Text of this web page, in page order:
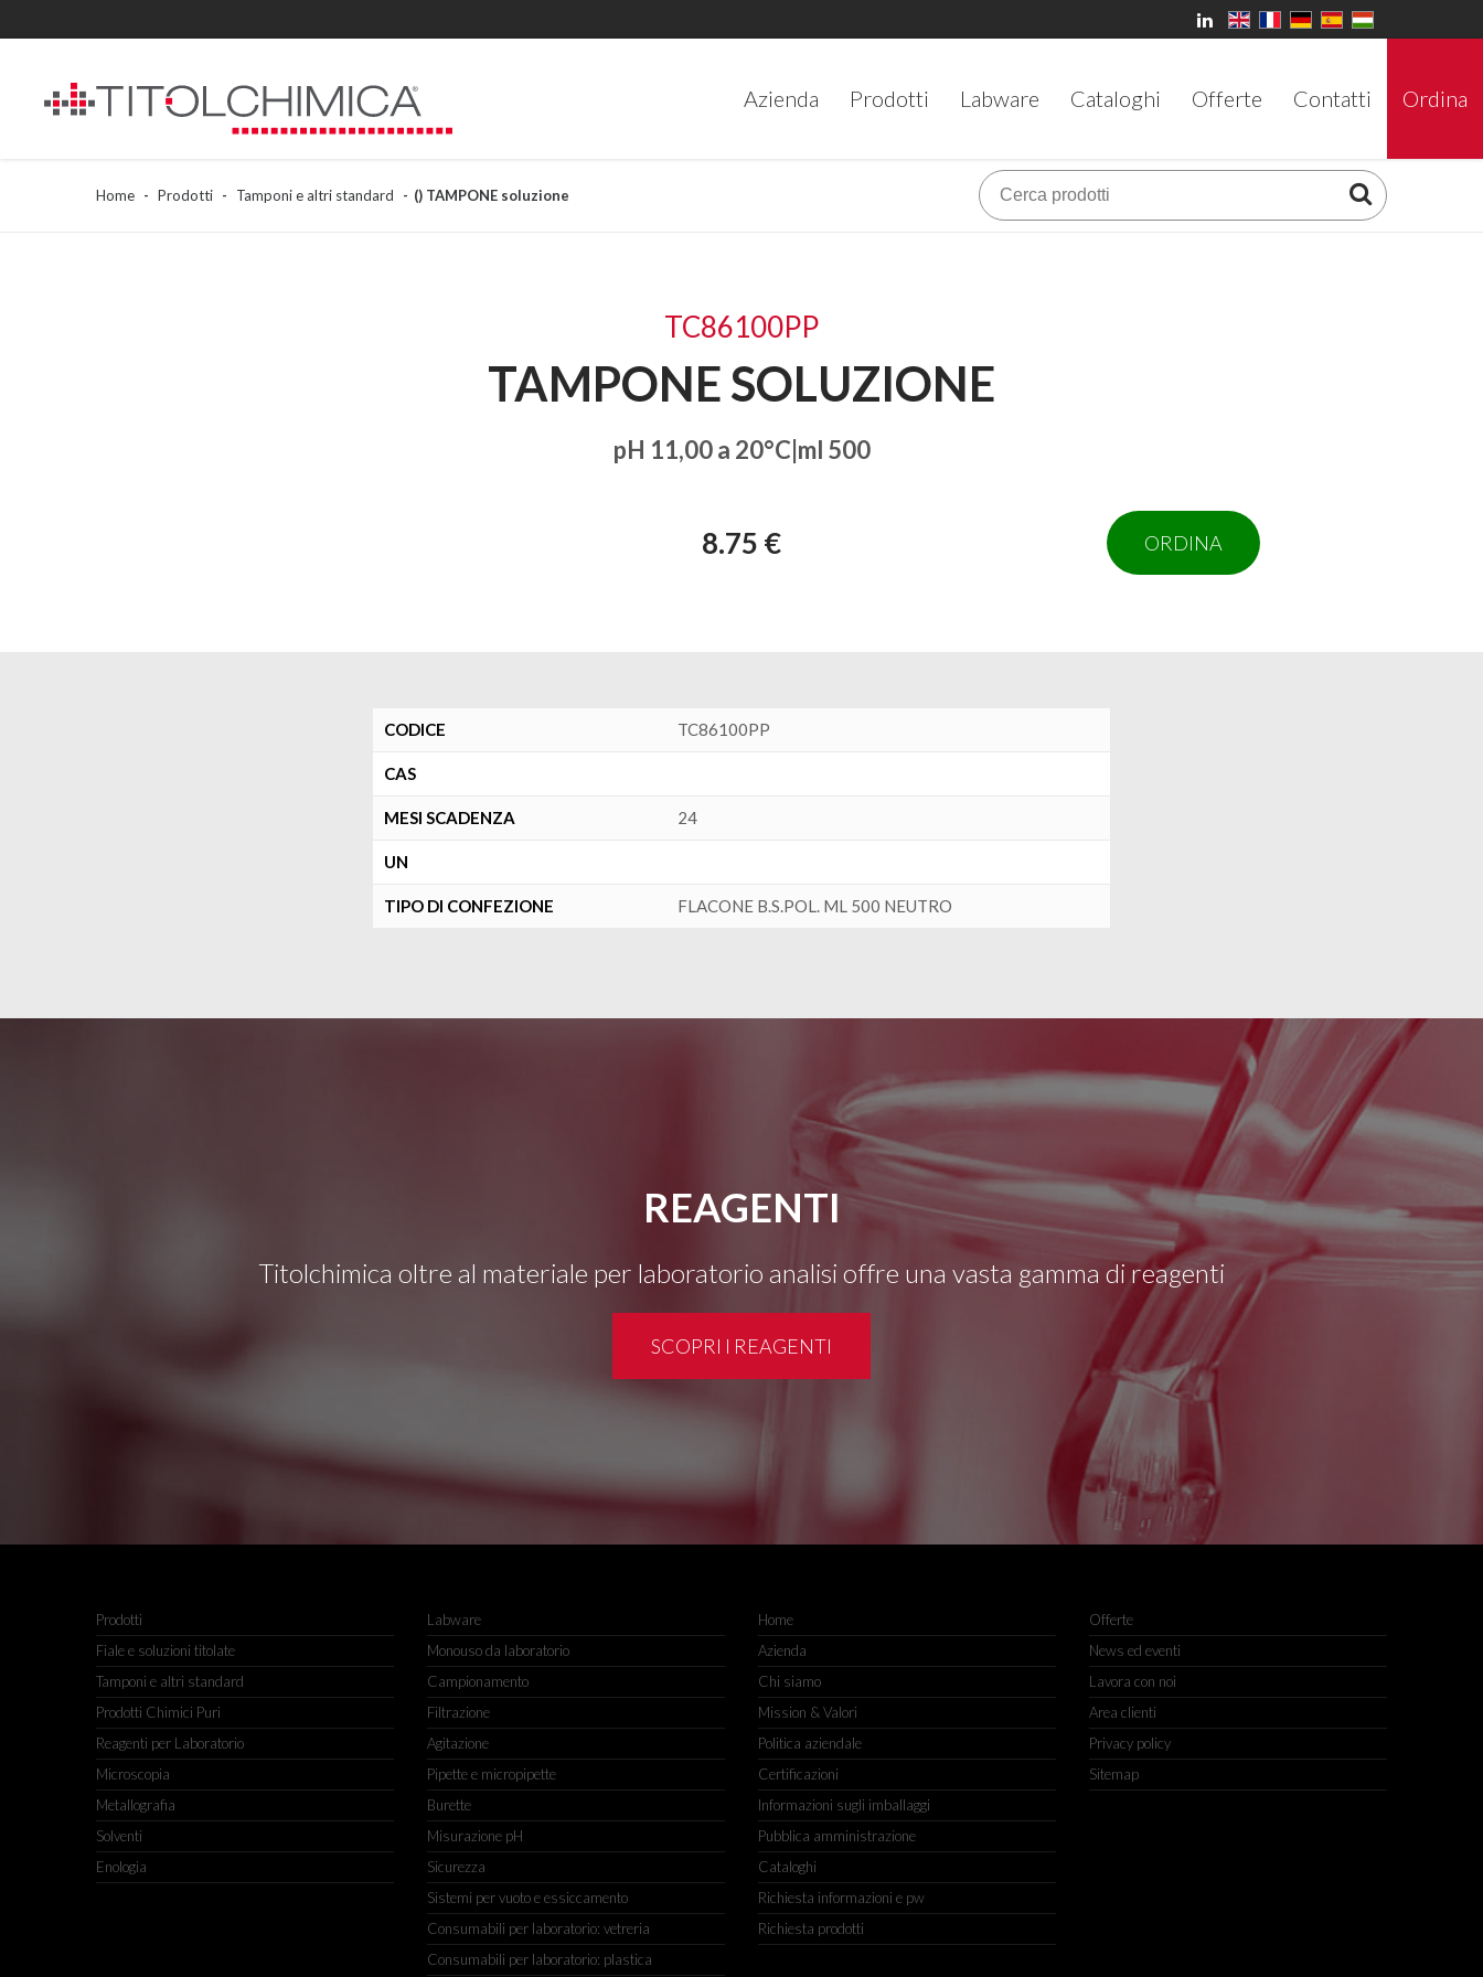
Azienda Prodotti Labware Cataloghi Offerte Contatti Ordina
Home Prodotti Tamponi e altri standard () TAMPONE soluzione
TC86100PP
TAMPONE SOLUZIONE
pH 11,00 a 20°C|ml 500
8.75 € ORDINA
CODICE TC86100PP
CAS
MESI SCADENZA 24
UN
TIPO DI CONFEZIONE FLACONE B.S.POL. ML 500 NEUTRO
REAGENTI
Titolchimica oltre al materiale per laboratorio analisi offre una vasta gamma di reagenti
SCOPRI I REAGENTI
Prodotti
Fiale e soluzioni titolate
Tamponi e altri standard
Prodotti Chimici Puri
Reagenti per Laboratorio
Microscopia
Metallografia
Solventi
Enologia
Labware
Monouso da laboratorio
Campionamento
Filtrazione
Agitazione
Pipette e micropipette
Burette
Misurazione pH
Sicurezza
Sistemi per vuoto e essiccamento
Consumabili per laboratorio: vetreria
Consumabili per laboratorio: plastica
Home
Azienda
Chi siamo
Mission & Valori
Politica aziendale
Certificazioni
Informazioni sugli imballaggi
Pubblica amministrazione
Cataloghi
Richiesta informazioni e pw
Richiesta prodotti
Offerte
News ed eventi
Lavora con noi
Area clienti
Privacy policy
Sitemap